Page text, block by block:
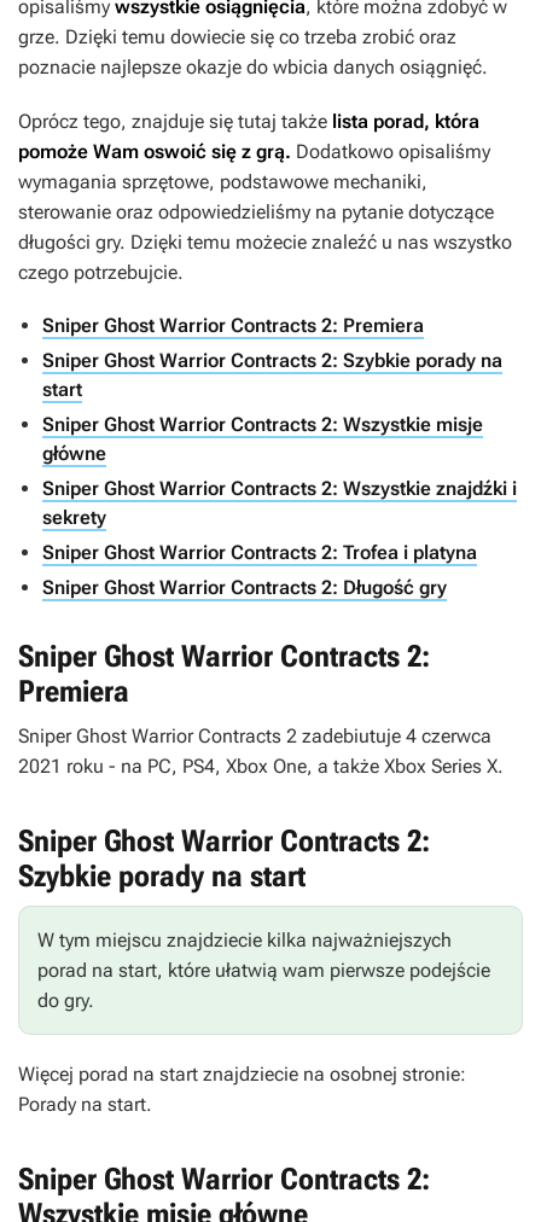
opisaliśmy wszystkie osiągnięcia, które można zdobyć w
grze. Dzięki temu dowiecie się co trzeba zrobić oraz
poznacie najlepsze okazje do wbicia danych osiągnięć.
Oprócz tego, znajduje się tutaj także lista porad, która
pomoże Wam oswoić się z grą. Dodatkowo opisaliśmy
wymagania sprzętowe, podstawowe mechaniki,
sterowanie oraz odpowiedzieliśmy na pytanie dotyczące
długości gry. Dzięki temu możecie znaleźć u nas wszystko
czego potrzebujcie.
Sniper Ghost Warrior Contracts 2: Premiera
Sniper Ghost Warrior Contracts 2: Szybkie porady na
start
Sniper Ghost Warrior Contracts 2: Wszystkie misje
główne
Sniper Ghost Warrior Contracts 2: Wszystkie znajdźki i
sekrety
Sniper Ghost Warrior Contracts 2: Trofea i platyna
Sniper Ghost Warrior Contracts 2: Długość gry
Sniper Ghost Warrior Contracts 2:
Premiera
Sniper Ghost Warrior Contracts 2 zadebiutuje 4 czerwca
2021 roku - na PC, PS4, Xbox One, a także Xbox Series X.
Sniper Ghost Warrior Contracts 2:
Szybkie porady na start
W tym miejscu znajdziecie kilka najważniejszych
porad na start, które ułatwią wam pierwsze podejście
do gry.
Więcej porad na start znajdziecie na osobnej stronie:
Porady na start.
Sniper Ghost Warrior Contracts 2:
Wszystkie misje główne